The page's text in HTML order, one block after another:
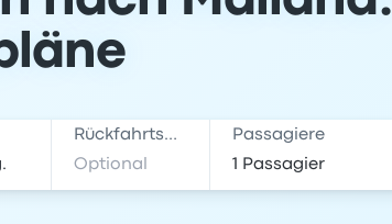
Rückfahrtsdatum Passagiere